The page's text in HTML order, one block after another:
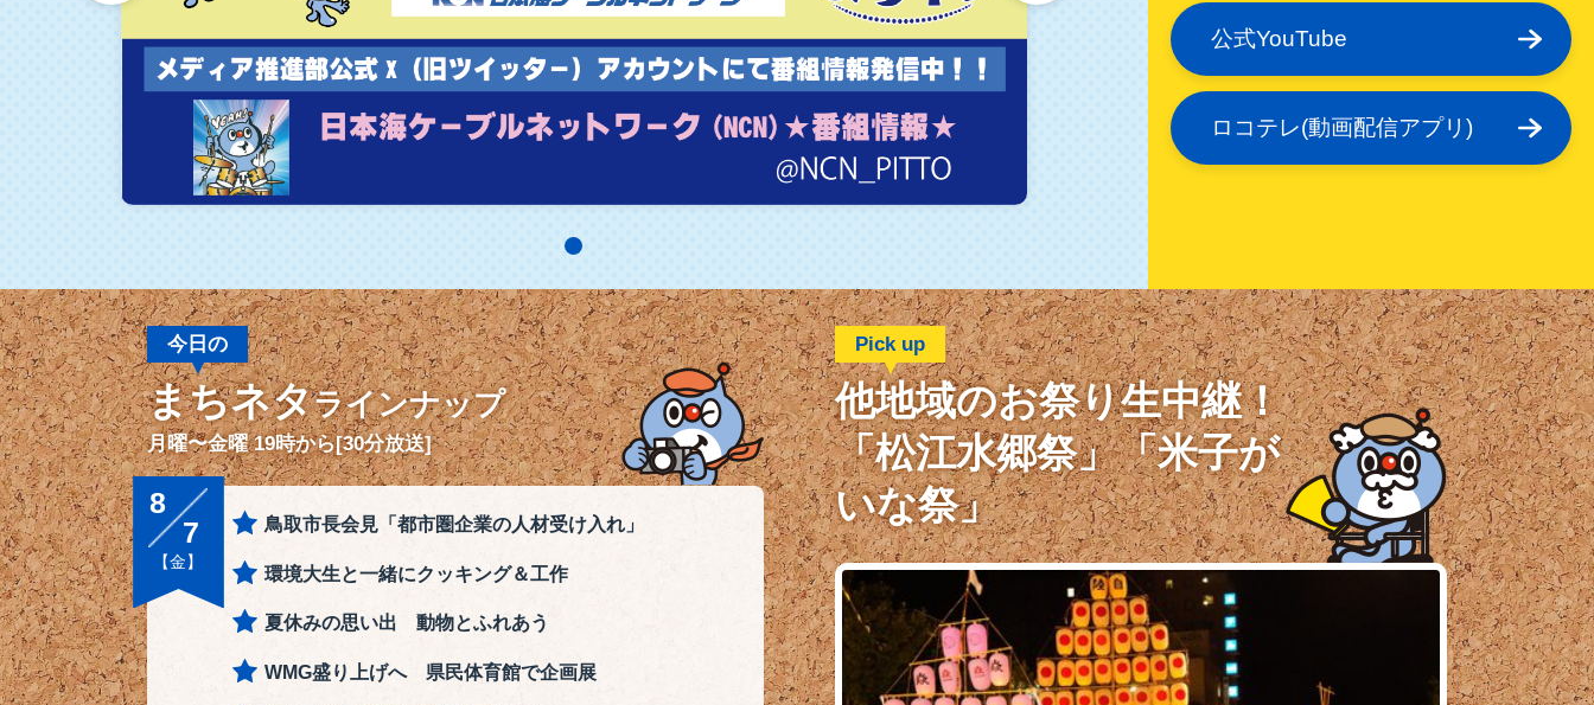
公式YouTube
ロコテレ(動画配信アプリ)
今日の
まちネタラインナップ
月曜〜金曜 19時から[30分放送]
8
7
【金】
鳥取市長会見「都市圏企業の人材受け入れ」
環境大生と一緒にクッキング＆工作
夏休みの思い出 動物とふれあう
WMG盛り上げへ 県民体育館で企画展
Pick up
他地域のお祭り生中継！
「松江水郷祭」「米子が
いな祭」